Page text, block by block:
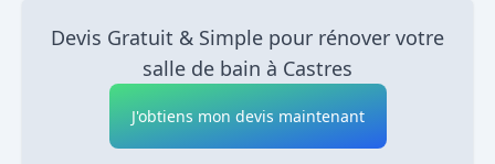
Devis Gratuit & Simple pour rénover votre
salle de bain à Castres
J'obtiens mon devis maintenant